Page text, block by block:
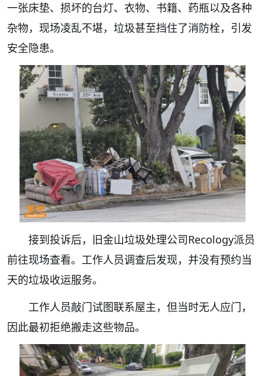
一张床垫、损坏的台灯、衣物、书籍、药瓶以及各种
杂物，现场凌乱不堪，垃圾甚至挡住了消防栓，引发
安全隐患。
接到投诉后，旧金山垃圾处理公司Recology派员
前往现场查看。工作人员调查后发现，并没有预约当
天的垃圾收运服务。
工作人员敲门试图联系屋主，但当时无人应门，
因此最初拒绝搬走这些物品。